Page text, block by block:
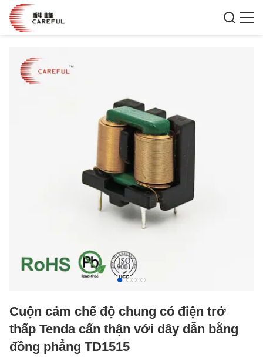
Cuộn cảm chế độ chung có điện trở
thấp Tenda cẩn thận với dây dẫn bằng
đồng phẳng TD1515